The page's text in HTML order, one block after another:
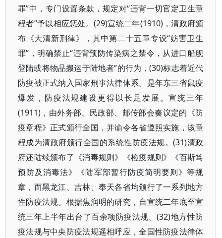
罪”中，专门设置条款，规定对“违背一切官定卫生章
程者”予以相应惩处。(29)宣统二年(1910)，清政府颁
布《大清新刑律》，其中第二十五章专设“妨害卫生
罪”，明确禁止“违背预防传染病之禁令，从进口船舰
登陆或将物品搬运于陆地者”的行为，(30)标志着近代
防疫被正式纳入国家刑事法律体系。是年东三省鼠疫
爆发，防疫法规建设更得以长足发展。宣统三年
(1911)，由外务部、民政部、邮传部会奏议定的《防
疫章程》正式颁行全国，并谕令各省遵照实施，该章
程成为清政府颁行全国的系统性防疫法规。(31)清政
府还陆续颁布了《消毒规则》《检疫规则》《百斯笃
预防及消毒法》《陆军部暂行防疫简明要则》等规
章，而黑龙江、吉林、奉天各省均颁行了一系列地方
性防疫法规。根据焦润明的研究，自宣统二年底至宣
统三年上半年出台了百余项防疫法规。(32)地方性防
疫法规与中央防疫法规遥相呼应，全国性防疫法律体